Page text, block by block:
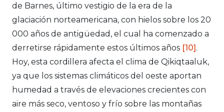
de Barnes, último vestigio de la era de la
glaciación norteamericana, con hielos sobre los 20
000 años de antigüedad, el cual ha comenzado a
derretirse rápidamente estos últimos años [10].
Hoy, esta cordillera afecta el clima de Qikiqtaaluk,
ya que los sistemas climáticos del oeste aportan
humedad a través de elevaciones crecientes con
aire más seco, ventoso y frío sobre las montañas